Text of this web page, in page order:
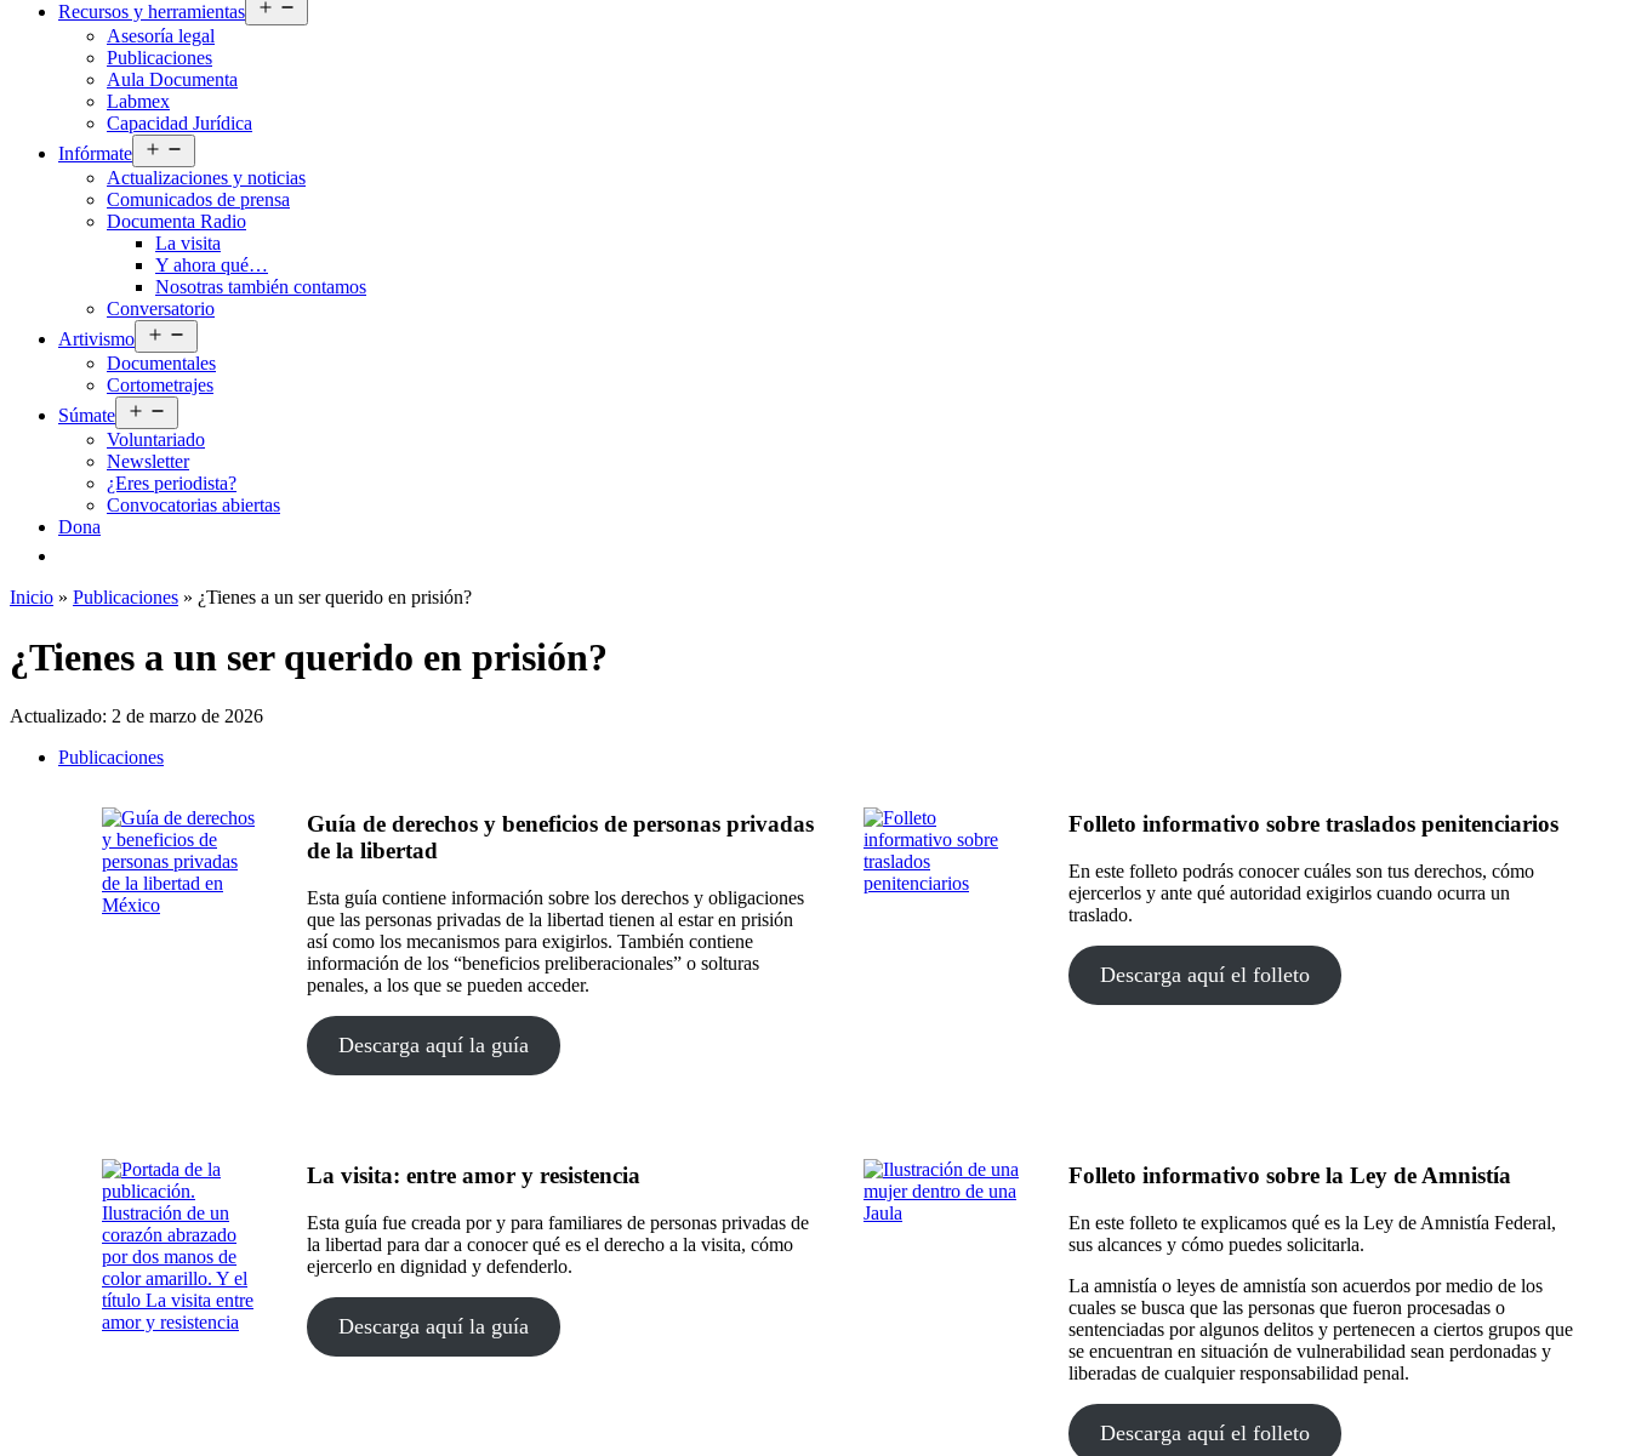
Recursos y herramientas
el
Asesoría legal
Publicaciones
Aula Documenta
Labmex
Capacidad Jurídica
Infórmate
el
menú
Actualizaciones y noticias
Comunicados de prensa
Documenta Radio
La visita
Y ahora qué…
Nosotras también contamos
Conversatorio
Artivismo
el
menú
Documentales
Cortometrajes
Súmate
el
menú
Voluntariado
Newsletter
¿Eres periodista?
Convocatorias abiertas
Dona
Inicio » Publicaciones » ¿Tienes a un ser querido en prisión?
¿Tienes a un ser querido en prisión?
Actualizado: 2 de marzo de 2026
Publicaciones
Guía de derechos y beneficios de personas privadas
de la libertad
Esta guía contiene información sobre los derechos y obligaciones
que las personas privadas de la libertad tienen al estar en prisión
así como los mecanismos para exigirlos. También contiene
información de los “beneficios preliberacionales” o solturas
penales, a los que se pueden acceder.
Descarga aquí la guía
Folleto informativo sobre traslados penitenciarios
En este folleto podrás conocer cuáles son tus derechos, cómo
ejercerlos y ante qué autoridad exigirlos cuando ocurra un
traslado.
Descarga aquí el folleto
La visita: entre amor y resistencia
Esta guía fue creada por y para familiares de personas privadas de
la libertad para dar a conocer qué es el derecho a la visita, cómo
ejercerlo en dignidad y defenderlo.
Descarga aquí la guía
Folleto informativo sobre la Ley de Amnistía
En este folleto te explicamos qué es la Ley de Amnistía Federal,
sus alcances y cómo puedes solicitarla.
La amnistía o leyes de amnistía son acuerdos por medio de los
cuales se busca que las personas que fueron procesadas o
sentenciadas por algunos delitos y pertenecen a ciertos grupos que
se encuentran en situación de vulnerabilidad sean perdonadas y
liberadas de cualquier responsabilidad penal.
Descarga aquí el folleto